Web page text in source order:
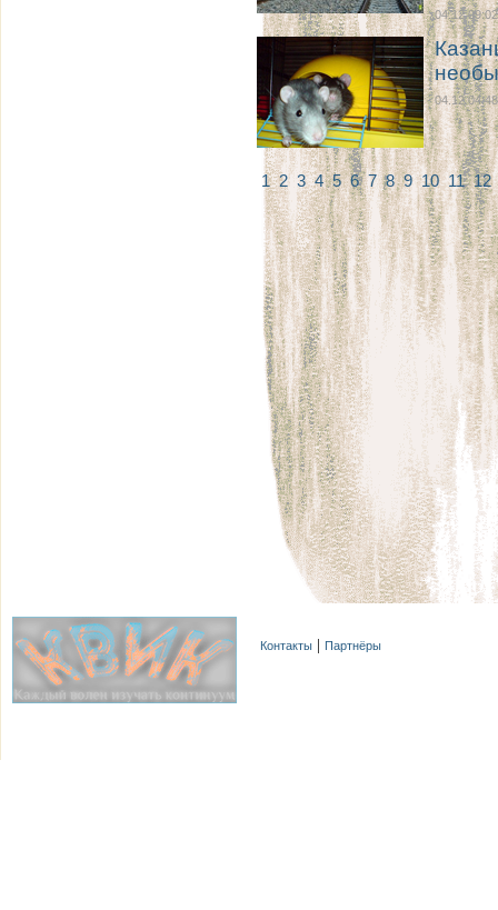
04.12 09:02
04.12 04:48
12 3456789101112
Контакты Партнёры